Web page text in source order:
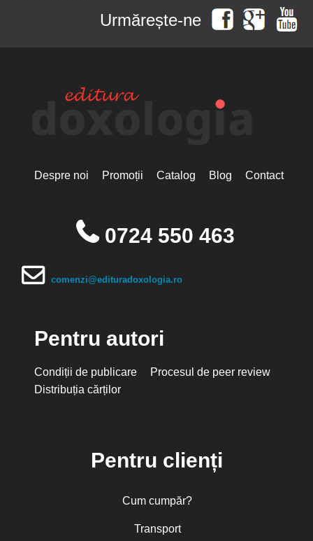
Urmărește-ne
Despre noi Promoții Catalog Blog Contact
0724 550 463
comenzi@edituradoxologia.ro
Pentru autori
Condiții de publicare
Procesul de peer review
Distribuția cărților
Pentru clienți
Cum cumpăr?
Transport